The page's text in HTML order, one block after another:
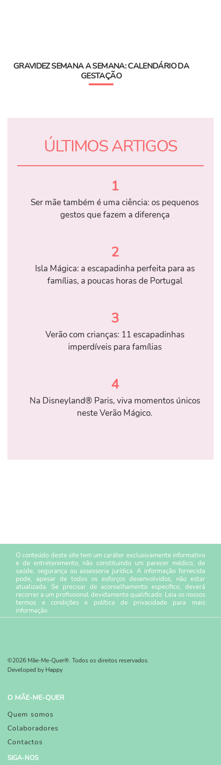
GRAVIDEZ SEMANA A SEMANA: CALENDÁRIO DA
GESTAÇÃO
ÚLTIMOS ARTIGOS
1
Ser mãe também é uma ciência: os pequenos
gestos que fazem a diferença
2
Isla Mágica: a escapadinha perfeita para as
famílias, a poucas horas de Portugal
3
Verão com crianças: 11 escapadinhas
imperdíveis para famílias
4
Na Disneyland® Paris, viva momentos únicos
neste Verão Mágico.
O conteúdo deste site tem um caráter exclusivamente informativo
e de entretenimento, não constituindo um parecer médico, de
saúde, segurança ou assessoria jurídica. A informação fornecida
pode, apesar de todos os esforços desenvolvidos, não estar
atualizada. Se precisar de aconselhamento específico, deverá
recorrer a um profissional devidamente qualificado. Leia os nossos
termos e condiçõese política de privacidade para mais
informação.
©2026 Mãe-Me-Quer®. Todos os direitos reservados.
Developed by Happy
O MÃE-ME-QUER
Quem somos
Colaboradores
Contactos
SIGA-NOS